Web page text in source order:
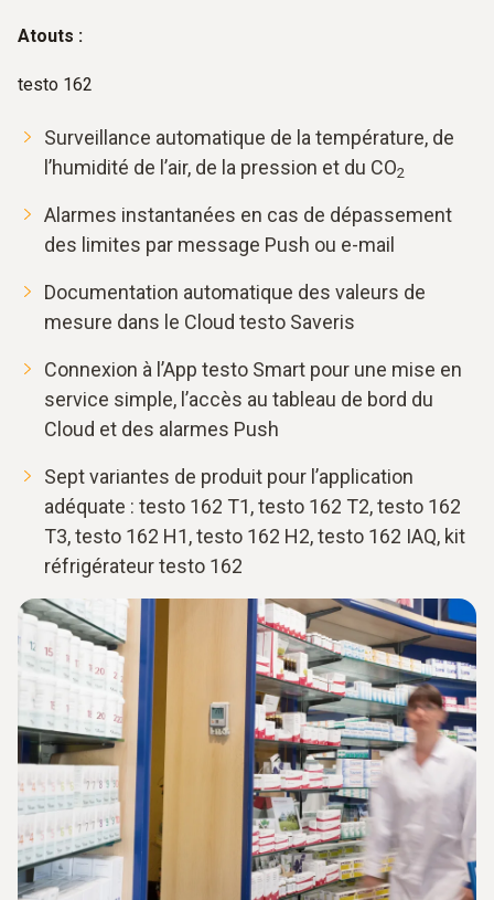
Atouts :
testo 162
Surveillance automatique de la température, de
l’humidité de l’air, de la pression et du CO2
Alarmes instantanées en cas de dépassement
des limites par message Push ou e-mail
Documentation automatique des valeurs de
mesure dans le Cloud testo Saveris
Connexion à l’App testo Smart pour une mise en
service simple, l’accès au tableau de bord du
Cloud et des alarmes Push
Sept variantes de produit pour l’application
adéquate : testo 162 T1, testo 162 T2, testo 162
T3, testo 162 H1, testo 162 H2, testo 162 IAQ, kit
réfrigérateur testo 162